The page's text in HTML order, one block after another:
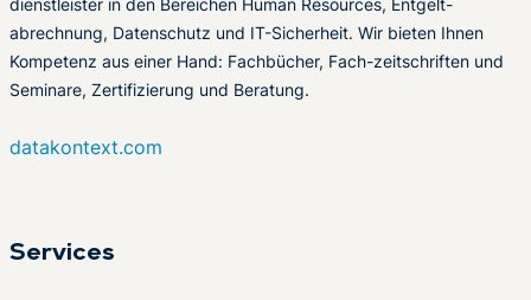
dienstleister in den Bereichen Human Resources, Entgelt-
abrechnung, Datenschutz und IT-Sicherheit. Wir bieten Ihnen
Kompetenz aus einer Hand: Fachbücher, Fach-zeitschriften und
Seminare, Zertifizierung und Beratung.
datakontext.com
Services